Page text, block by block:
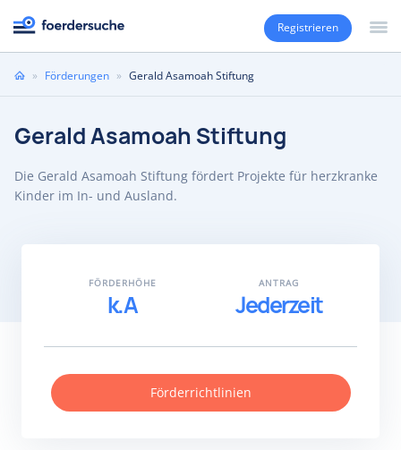
Registrieren
Sie» Förderungen » Gerald Asamoah Stiftung
Gerald Asamoah Stiftung
Die Gerald Asamoah Stiftung fördert Projekte für herzkranke
Kinder im In- und Ausland.
FÖRDERHÖHE
k.A
ANTRAG
Jederzeit
Förderrichtlinien